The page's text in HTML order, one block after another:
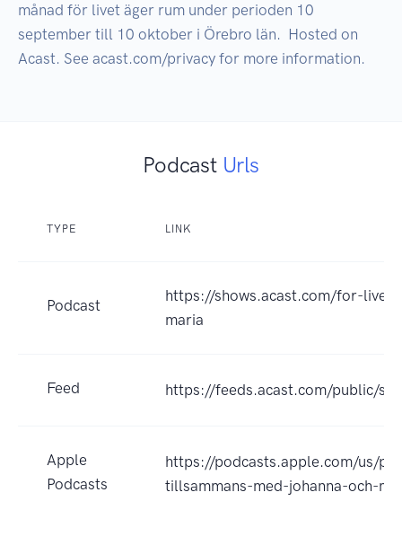
månad för livet äger rum under perioden 10
september till 10 oktober i Örebro län.  Hosted on
Podcast Urls
TYPE LINK
Podcast
https://shows.acast.com/for-
maria
Feed https://feeds.acast.com/public/
Apple
Podcasts
https://podcasts.apple.com/us/
tillsammans-med-johanna-och-